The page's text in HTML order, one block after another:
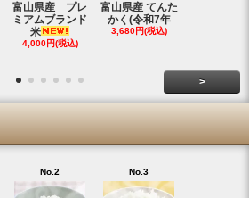
富山県産 プレ
ミアムブランド
米
4,000円(税込)
富山県産 てんた
かく(令和7年
3,680円(税込)
>
No.2 No.3